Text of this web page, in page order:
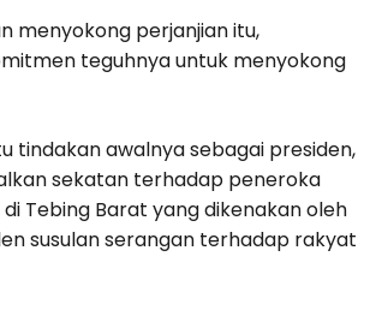
menyokong perjanjian itu,
teguhnya untuk menyokong
tindakan awalnya sebagai presiden,
sekatan terhadap peneroka
Tebing Barat yang dikenakan oleh
susulan serangan terhadap rakyat